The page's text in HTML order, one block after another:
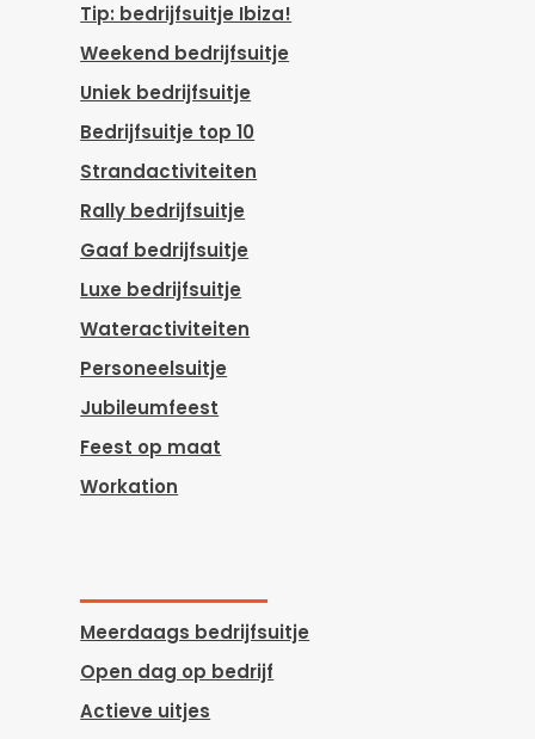
Tip: bedrijfsuitje Ibiza!
Weekend bedrijfsuitje
Uniek bedrijfsuitje
Bedrijfsuitje top 10
Strandactiviteiten
Rally bedrijfsuitje
Gaaf bedrijfsuitje
Luxe bedrijfsuitje
Wateractiviteiten
Personeelsuitje
Jubileumfeest
Feest op maat
Workation
Meerdaags bedrijfsuitje
Open dag op bedrijf
Actieve uitjes